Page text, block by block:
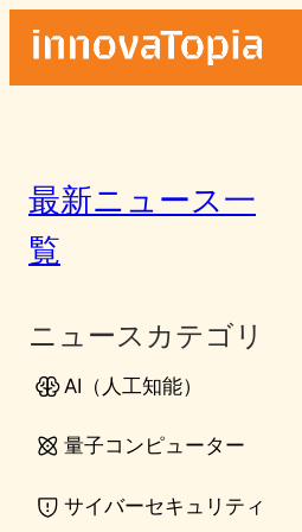
最新ニュース一
覧
ニュースカテゴリ
AI（人工知能）
量子コンピューター
サイバーセキュリティ